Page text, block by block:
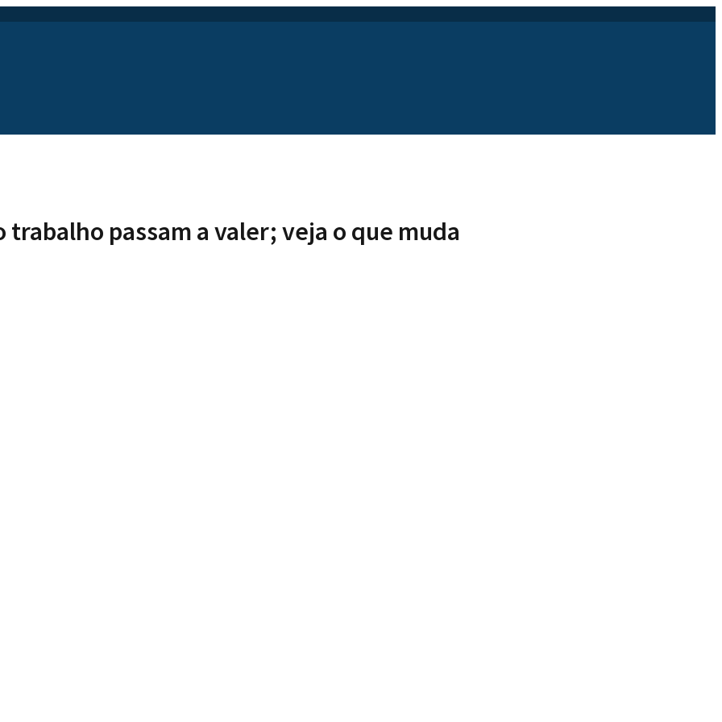
passam a valer; veja o que muda